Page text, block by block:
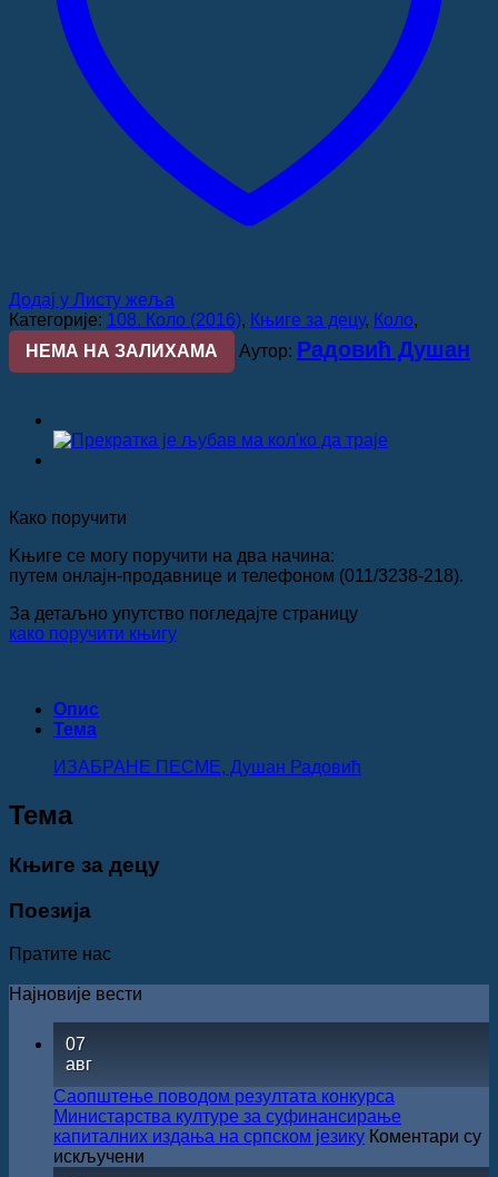
Додај у Листу жеља
Категорије: 108. Коло (2016), Књиге за децу, Коло,
НЕМА НА ЗАЛИХАМА
Аутор: Радовић Душан
Како поручити
Kњиге се могу поручити на два начина:
путем онлајн-продавнице и телефоном (011/3238-218).
За детаљно упутство погледајте страницу
како поручити књигу
Опис
Teма
ИЗАБРАНЕ ПЕСМЕ, Душан Радовић
Teма
Књиге за децу
Поезија
Пратите нас
Најновије вести
07
авг
Саопштење поводом резултата конкурса
Министарства културе за суфинансирање
капиталних издања на српском језику Коментари су
искључени